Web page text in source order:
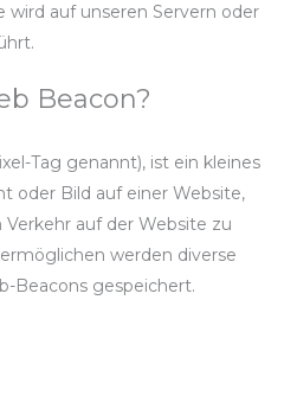
wird auf unseren Servern oder
Beacon?
Tag genannt), ist ein kleines
oder Bild auf einer Website,
auf der Website zu
werden diverse
Beacons gespeichert.